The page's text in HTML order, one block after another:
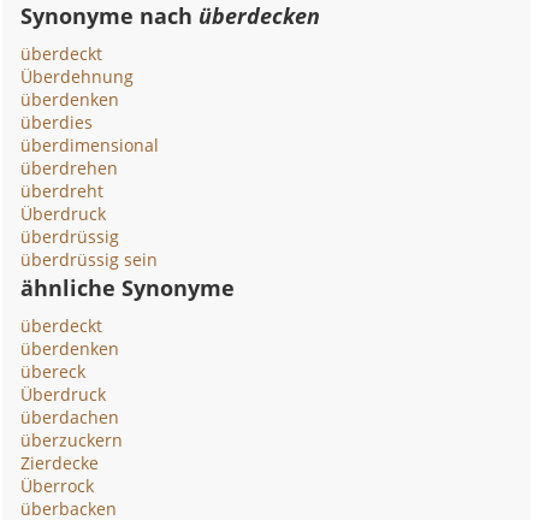
Synonyme nach überdecken
überdeckt
Überdehnung
überdenken
überdies
überdimensional
überdrehen
überdreht
Überdruck
überdrüssig
überdrüssig sein
ähnliche Synonyme
überdeckt
überdenken
übereck
Überdruck
überdachen
überzuckern
Zierdecke
Überrock
überbacken